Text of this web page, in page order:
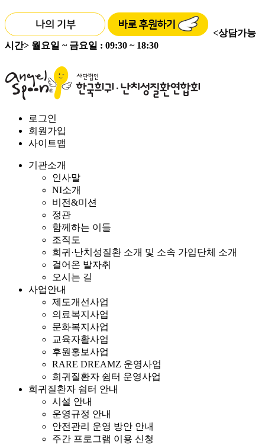
<상담가능
시간> 월요일 ~ 금요일 : 09:30 ~ 18:30
로그인
회원가입
사이트맵
기관소개
인사말
NI소개
비전&미션
정관
함께하는 이들
조직도
희귀·난치성질환 소개 및 소속 가입단체 소개
걸어온 발자취
오시는 길
사업안내
제도개선사업
의료복지사업
문화복지사업
교육자활사업
후원홍보사업
RARE DREAMZ 운영사업
희귀질환자 쉼터 운영사업
희귀질환자 쉼터 안내
시설 안내
운영규정 안내
안전관리 운영 방안 안내
주간 프로그램 이용 신청